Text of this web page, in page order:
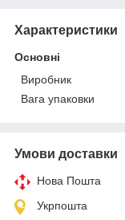
Характеристики
Основні
Виробник
Вага упаковки
Умови доставки
Нова Пошта
Укрпошта